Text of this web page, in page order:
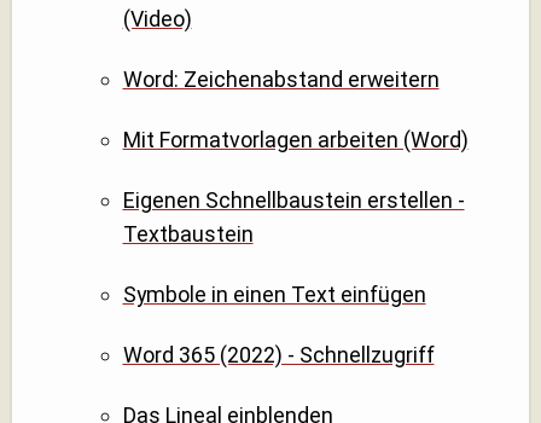
(Video)
Word: Zeichenabstand erweitern
Mit Formatvorlagen arbeiten (Word)
Eigenen Schnellbaustein erstellen -
Textbaustein
Symbole in einen Text einfügen
Word 365 (2022) - Schnellzugriff
Das Lineal einblenden